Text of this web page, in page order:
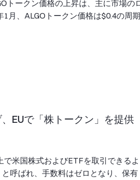
トークン価格の上昇は、主に市場の
月、ALGOトークン価格は$0.4の周期
EUで「株トークン」を提供
米国株式およびETFを取引できるよ
呼ばれ、手数料はゼロとなり、保有